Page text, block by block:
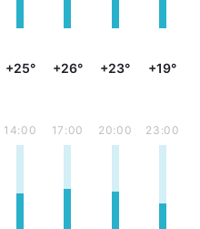
+25° +26° +23° +19°
14:00 17:00 20:00 23:00